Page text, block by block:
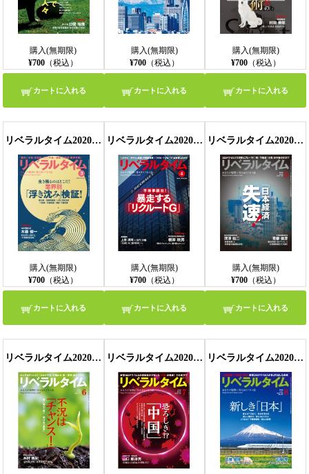
購入(無期限)
¥700 （税込）
カートに入れる
購入(無期限)
¥700（税込）
カートに入れる
購入(無期限)
¥700（税込）
カートに入れる
リベラルタイム2020年3月号
購入(無期限)
¥700 （税込）
カートに入れる
リベラルタイム2020年4月号
購入(無期限)
¥700（税込）
カートに入れる
リベラルタイム2020年5月号
購入(無期限)
¥700（税込）
カートに入れる
リベラルタイム2020年6月号 リベラルタイム2020年7月号 リベラルタイム2020年8月号